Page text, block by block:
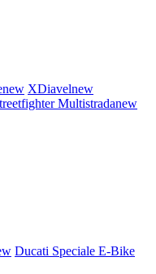
new XDiavelnew
Multistradanew
Ducati Speciale E-Bike